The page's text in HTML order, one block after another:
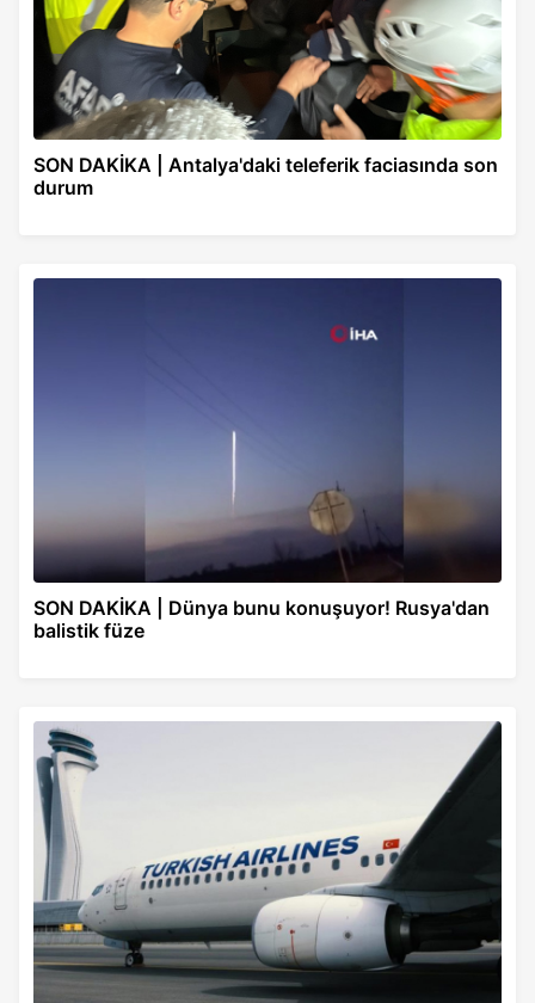
SON DAKİKA | Antalya'daki teleferik faciasında son
durum
SON DAKİKA | Dünya bunu konuşuyor! Rusya'dan
balistik füze